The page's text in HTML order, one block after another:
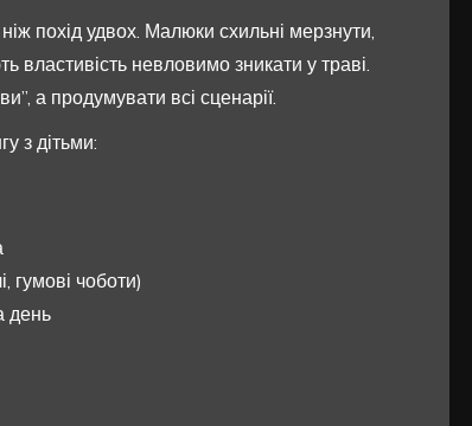
похід удвох. Малюки схильні мерзнути,
властивість невловимо зникати у траві.
а продумувати всі сценарії.
з дітьми:
гумові чоботи)
день